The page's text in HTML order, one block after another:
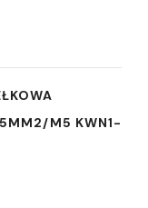
M5 KWN1-